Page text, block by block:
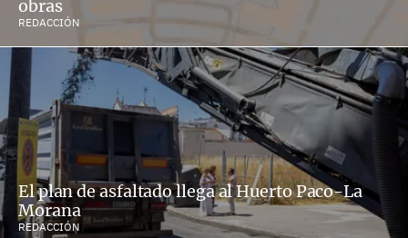
obras
REDACCIÓN
El plan de asfaltado llega al Huerto Paco-La
Morana
REDACCIÓN